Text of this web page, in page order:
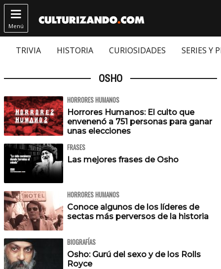

Menú
TRIVIA HISTORIA CURIOSIDADES SERIES Y
OSHO
HORRORES HUMANOS
Horrores Humanos: El culto que
envenenó a 751 personas para ganar
unas elecciones
FRASES
Las mejores frases de Osho
HORRORES HUMANOS
Conoce algunos de los líderes de
sectas más perversos de la historia
BIOGRAFÍAS
Osho: Gurú del sexo y de los Rolls
Royce